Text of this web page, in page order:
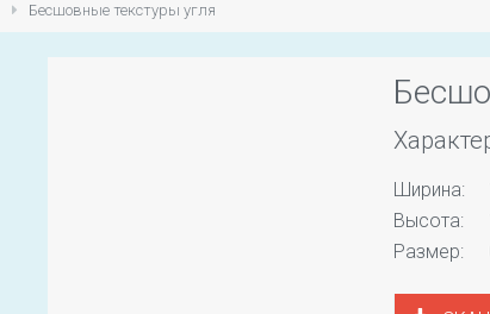
Бесшовные текстуры угля
Ширина:
Высота:
Размер: